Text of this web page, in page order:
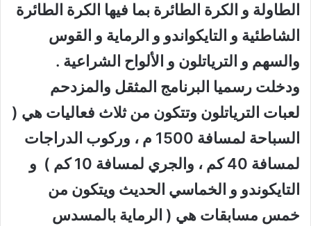
الطاولة و الكرة الطائرة بما فيها الكرة الطائرة
الشاطئية و التايكواندو و الرماية و القوس
والسهم و الترياتلون و الألواح الشراعية .
ودخلت رسميا البرنامج المثقل والمزدحم
لعبات الترياتلون وتتكون من ثلاث فعاليات هي (
السباحة لمسافة 1500 م ، وركوب الدراجات
لمسافة 40 كم ، والجري لمسافة 10 كم ) و
التايكوندو و الخماسي الحديث ويتكون من
خمس مسابقات هي ( الرماية بالمسدس